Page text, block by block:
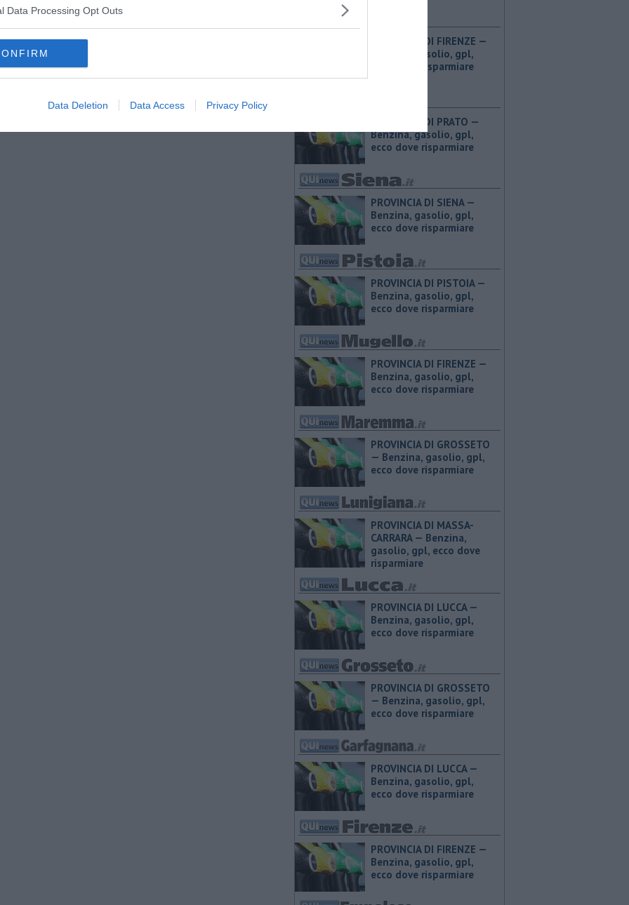
Data Processing Opt Outs
Data Deletion Data Access Privacy Policy
PROVINCIA DI FIRENZE — ​
Benzina, gasolio, gpl,
ecco dove risparmiare
PROVINCIA DI PRATO — ​
Benzina, gasolio, gpl,
ecco dove risparmiare
PROVINCIA DI SIENA — ​
Benzina, gasolio, gpl,
ecco dove risparmiare
PROVINCIA DI PISTOIA — ​
Benzina, gasolio, gpl,
ecco dove risparmiare
PROVINCIA DI FIRENZE — ​
Benzina, gasolio, gpl,
ecco dove risparmiare
PROVINCIA DI GROSSETO
— ​Benzina, gasolio, gpl,
ecco dove risparmiare
PROVINCIA DI MASSA-
CARRARA — ​Benzina,
gasolio, gpl, ecco dove
risparmiare
PROVINCIA DI LUCCA — ​
Benzina, gasolio, gpl,
ecco dove risparmiare
PROVINCIA DI GROSSETO
— ​Benzina, gasolio, gpl,
ecco dove risparmiare
PROVINCIA DI LUCCA — ​
Benzina, gasolio, gpl,
ecco dove risparmiare
PROVINCIA DI FIRENZE — ​
Benzina, gasolio, gpl,
ecco dove risparmiare